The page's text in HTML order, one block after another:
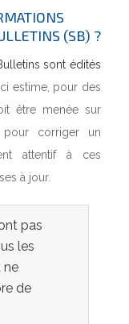
(SB) ?
sont édités
estime, pour des
être menée sur
pour corriger un
attentif à ces
à jour.
pas
les
ne
de